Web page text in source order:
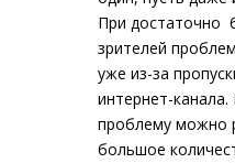
При достаточно
зрителей
уже из-за
интернет-канала.
проблему можно
большое